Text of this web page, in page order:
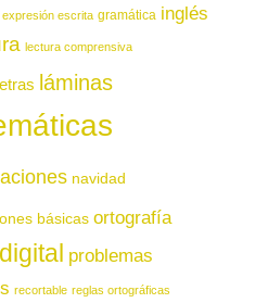
expresión escrita gramática inglés
lectura comprensiva
láminas
navidad
básicas ortografía
problemas
recortable reglas ortográficas